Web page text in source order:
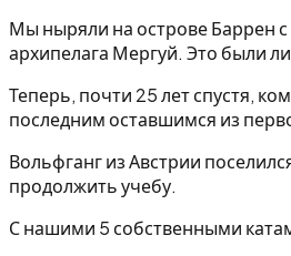
Мы ныряли на острове Баррен
архипелага Мергуй. Это были
Теперь, почти 25 лет спустя,
последним оставшимся из
Вольфганг из Австрии
продолжить учебу.
С нашими 5 собственными